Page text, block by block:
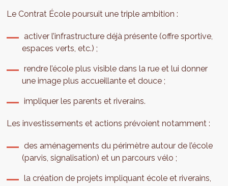
Le Contrat École poursuit une triple ambition :
activer l’infrastructure déjà présente (offre sportive,
espaces verts, etc.) ;
rendre l’école plus visible dans la rue et lui donner
une image plus accueillante et douce ;
impliquer les parents et riverains.
Les investissements et actions prévoient notamment :
des aménagements du périmètre autour de l’école
(parvis, signalisation) et un parcours vélo ;
la création de projets impliquant école et riverains,